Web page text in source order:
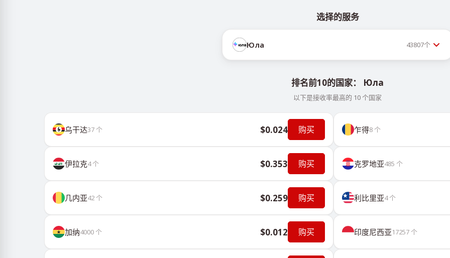
选择的服务
Юла 43807个
排名前10的国家： Юла
以下是接收率最高的 10 个国家
乌干达37个 $0.024 购买 乍得8个
伊拉克4个 $0.353 购买 克罗地亚485 个
几内亚42个 $0.259 购买 利比里亚4个
加纳4000个 $0.012 购买 印度尼西亚17257个